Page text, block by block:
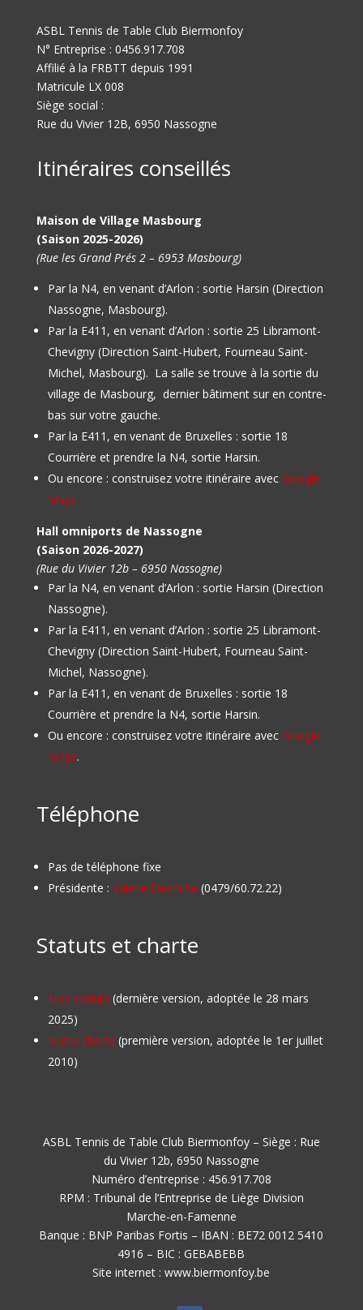
ASBL Tennis de Table Club Biermonfoy
N° Entreprise : 0456.917.708
Affilié à la FRBTT depuis 1991
Matricule LX 008
Siège social :
Rue du Vivier 12B, 6950 Nassogne
Itinéraires conseillés
Maison de Village Masbourg
(Saison 2025-2026)
(Rue les Grand Prés 2 – 6953 Masbourg)
Par la N4, en venant d’Arlon : sortie Harsin (Direction
Nassogne, Masbourg).
Par la E411, en venant d’Arlon : sortie 25 Libramont-
Chevigny (Direction Saint-Hubert, Fourneau Saint-
Michel, Masbourg). La salle se trouve à la sortie du
village de Masbourg, dernier bâtiment sur en contre-
bas sur votre gauche.
Par la E411, en venant de Bruxelles : sortie 18
Courrière et prendre la N4, sortie Harsin.
Ou encore : construisez votre itinéraire avec Google
Maps
Hall omniports de Nassogne
(Saison 2026-2027)
(Rue du Vivier 12b – 6950 Nassogne)
Par la N4, en venant d’Arlon : sortie Harsin (Direction
Nassogne).
Par la E411, en venant d’Arlon : sortie 25 Libramont-
Chevigny (Direction Saint-Hubert, Fourneau Saint-
Michel, Nassogne).
Par la E411, en venant de Bruxelles : sortie 18
Courrière et prendre la N4, sortie Harsin.
Ou encore : construisez votre itinéraire avec Google
Maps.
Téléphone
Pas de téléphone fixe
Présidente : Valérie Dedriche (0479/60.72.22)
Statuts et charte
Nos statuts (dernière version, adoptée le 28 mars
2025)
Notre charte (première version, adoptée le 1er juillet
2010)
ASBL Tennis de Table Club Biermonfoy – Siège : Rue
du Vivier 12b, 6950 Nassogne
Numéro d’entreprise : 456.917.708
RPM : Tribunal de l’Entreprise de Liège Division
Marche-en-Famenne
Banque : BNP Paribas Fortis – IBAN : BE72 0012 5410
4916 – BIC : GEBABEBB
Site internet : www.biermonfoy.be